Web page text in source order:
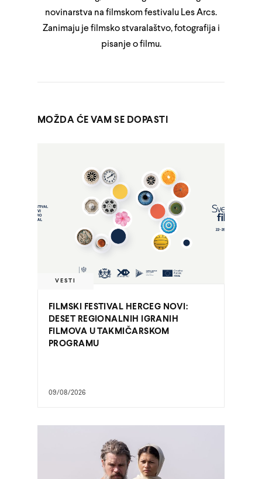
novinarstva na filmskom festivalu Les Arcs.
Zanimaju je filmsko stvaralaštvo, fotografija i
pisanje o filmu.
MOŽDA ĆE VAM SE DOPASTI
VESTI
FILMSKI FESTIVAL HERCEG NOVI:
DESET REGIONALNIH IGRANIH
FILMOVA U TAKMIČARSKOM
PROGRAMU
09/08/2026